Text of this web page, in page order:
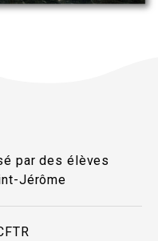
par des élèves
Jérôme